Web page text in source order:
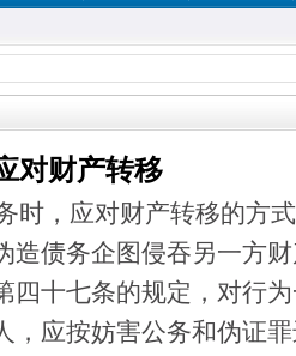
对财产转移
时，应对财产转移的
造债务企图侵吞另一
四十七条的规定，对行
，应按妨害公务和伪证